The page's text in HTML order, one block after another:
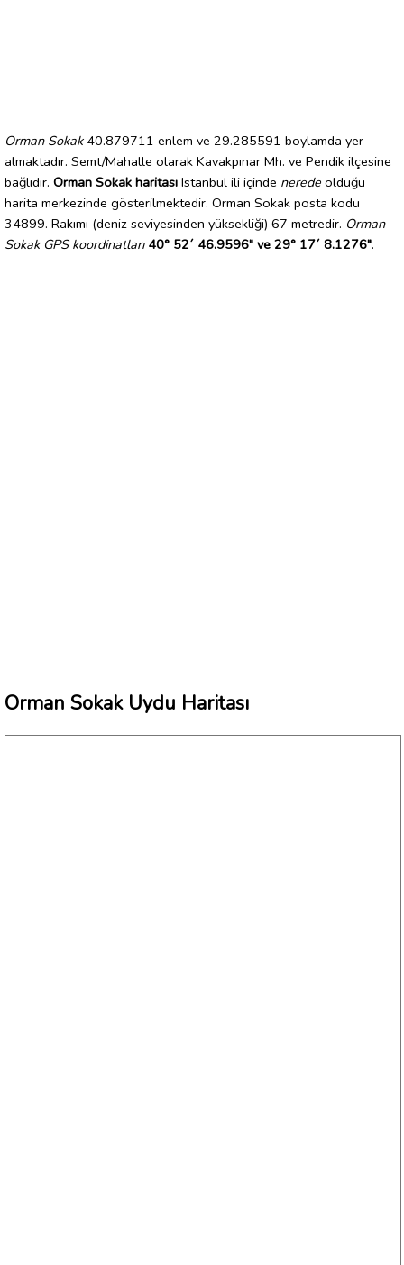
Orman Sokak40.879711 enlem ve 29.285591 boylamda yer
almaktadır. Semt/Mahalle olarak Kavakpınar Mh. ve Pendik ilçesine
bağlıdır. Orman Sokak haritası Istanbul ili içinde nerede olduğu
harita merkezinde gösterilmektedir. Orman Sokak posta kodu
34899. Rakımı (deniz seviyesinden yüksekliği) 67 metredir. Orman
Sokak GPS koordinatları 40° 52´ 46.9596" ve 29° 17´ 8.1276".
Orman Sokak Uydu Haritası